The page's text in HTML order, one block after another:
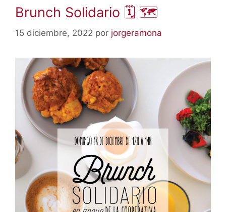
Brunch Solidario 🗓 🗺
15 diciembre, 2022 por jorgeramona